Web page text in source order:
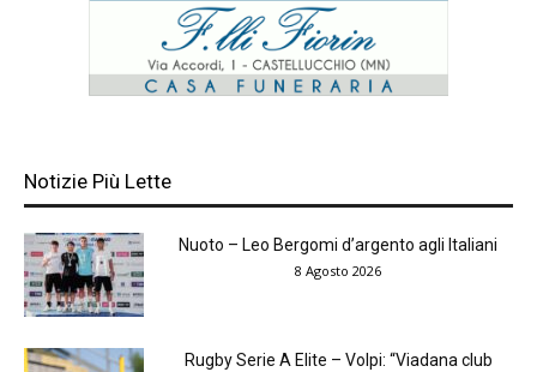
Notizie Più Lette
Nuoto – Leo Bergomi d’argento agli Italiani
8 Agosto 2026
Rugby Serie A Elite – Volpi: “Viadana club